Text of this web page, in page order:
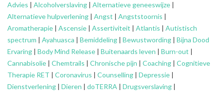
Advies | Alcoholverslaving | Alternatieve geneeswijze |
Alternatieve hulpverlening | Angst | Angststoornis |
Aromatherapie | Ascensie | Assertiviteit | Atlantis | Autistisch
spectrum | Ayahuasca | Bemiddeling | Bewustwording | Bijna Dood
Ervaring | Body Mind Release | Buitenaards leven | Burn-out |
Cannabisolie | Chemtrails | Chronische pijn | Coaching | Cognitieve
Therapie RET | Coronavirus | Counselling | Depressie |
Dienstverlening | Dieren | doTERRA | Drugsverslaving |